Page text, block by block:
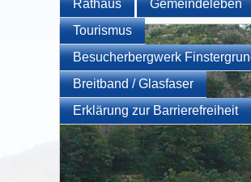
Rathaus
Gemeindeleben
Tourismus
Besucherbergwerk
Breitband / Glasfaser
Erklärung zur Barrierefreiheit